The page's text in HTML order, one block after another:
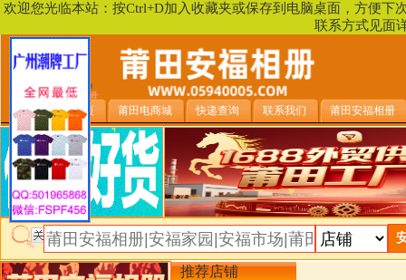
欢迎您光临本站：按Ctrl+D加入收藏夹或保存到电脑桌面，方便
联系方式见面
安福相册首页 莆田电商城 快递查询 联系我们 莆田安福相册
推荐店铺